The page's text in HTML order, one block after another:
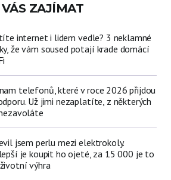
ZAJÍMAT
internet i lidem vedle? 3 neklamné
že vám soused potají krade domácí
telefonů, které v roce 2026 přijdou
Už jimi nezaplatíte, z některých
jsem perlu mezi elektrokoly.
je koupit ho ojeté, za 15 000 je to
výhra